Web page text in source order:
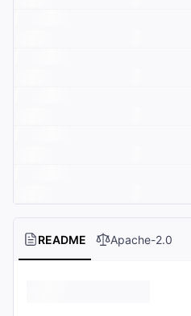
README Apache-2.0